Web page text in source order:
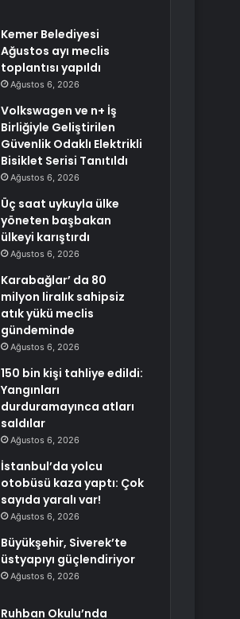
Kemer Belediyesi
Ağustos ayı meclis
toplantısı yapıldı
Ağustos 6, 2026
Volkswagen ve n+ İş
Birliğiyle Geliştirilen
Güvenlik Odaklı Elektrikli
Bisiklet Serisi Tanıtıldı
Ağustos 6, 2026
Üç saat uykuyla ülke
yöneten başbakan
ülkeyi karıştırdı
Ağustos 6, 2026
Karabağlar’ da 80
milyon liralık sahipsiz
atık yükü meclis
gündeminde
Ağustos 6, 2026
150 bin kişi tahliye edildi:
Yangınları
durduramayınca atları
saldılar
Ağustos 6, 2026
İstanbul’da yolcu
otobüsü kaza yaptı: Çok
sayıda yaralı var!
Ağustos 6, 2026
Büyükşehir, Siverek’te
üstyapıyı güçlendiriyor
Ağustos 6, 2026
Ruhban Okulu’nda